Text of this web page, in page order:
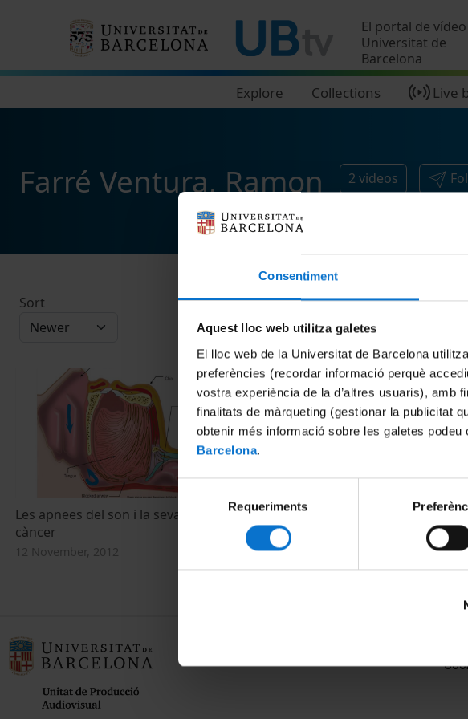
Consentiment
Aquest lloc web utilitza galetes
El lloc web de la Universitat de Barcelona
preferències (recordar informació perquè
vostra experiència de la d’altres usuaris), amb
finalitats de màrqueting (gestionar la publicitat
obtenir més informació sobre les galetes podeu
Barcelona.
consentiment
Requeriments
El portal de
Universitat de
Barcelona
Explore Collections Live
Farré Ventura, Ramon 2 videos
Sort
Les apnees del son i la seva relació amb el
càncer
12 November, 2012
Las apneas del sueño y su
cáncer
12 November, 2012